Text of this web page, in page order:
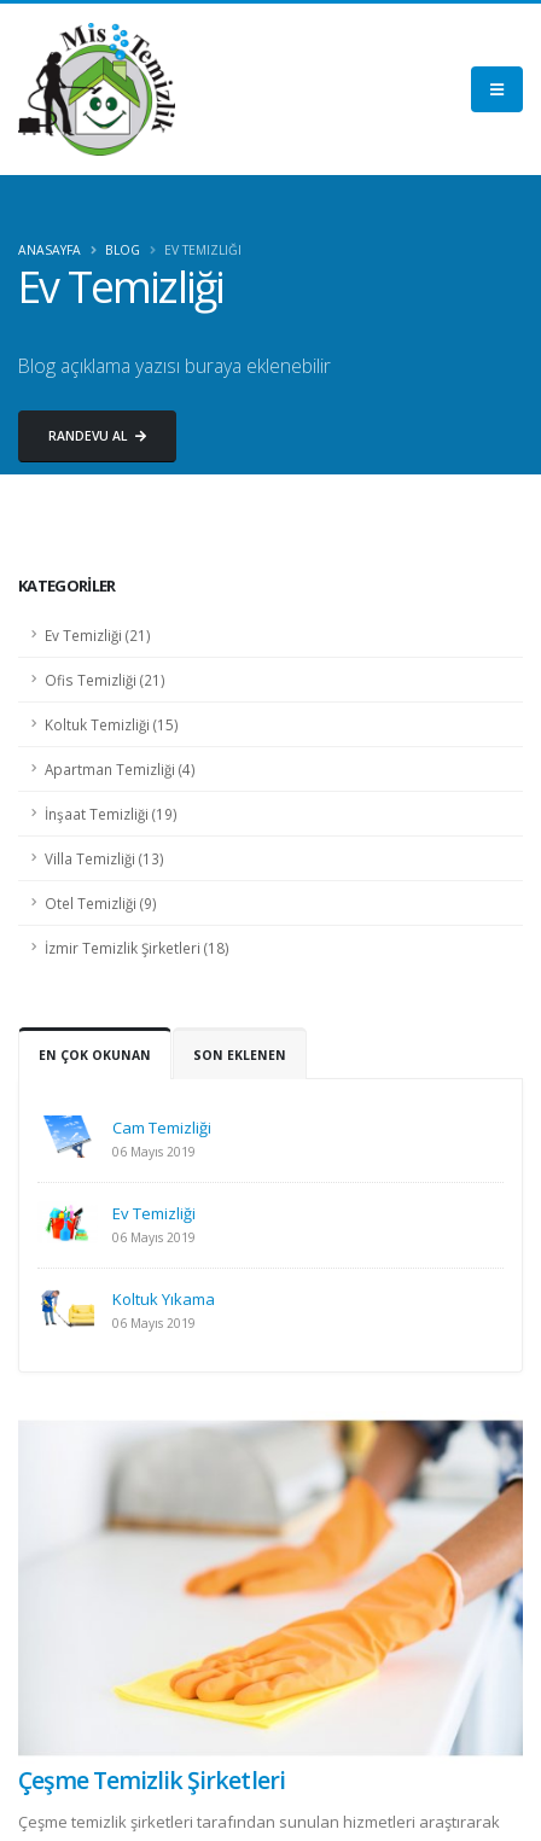
ANASAYFA BLOG EV TEMIZLIĞI
Ev Temizliği
Blog açıklama yazısı buraya eklenebilir
RANDEVU AL
KATEGORİLER
Ev Temizliği (21)
Ofis Temizliği (21)
Koltuk Temizliği (15)
Apartman Temizliği (4)
İnşaat Temizliği (19)
Villa Temizliği (13)
Otel Temizliği (9)
İzmir Temizlik Şirketleri (18)
EN ÇOK OKUNAN SON EKLENEN
Cam Temizliği
06 Mayıs 2019
Ev Temizliği
06 Mayıs 2019
Koltuk Yıkama
06 Mayıs 2019
Çeşme Temizlik Şirketleri
Çeşme temizlik şirketleri tarafından sunulan hizmetleri araştırarak